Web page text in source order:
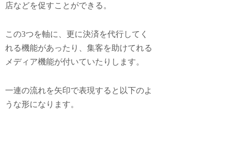
店などを促すことができる。
この3つを軸に、更に決済を代行してく
れる機能があったり、集客を助けてれる
メディア機能が付いていたりします。
一連の流れを矢印で表現すると以下のよ
うな形になります。